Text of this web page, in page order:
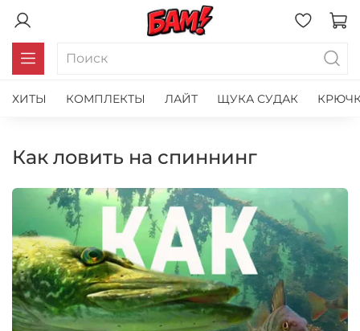
ХИТЫ КОМПЛЕКТЫ ЛАЙТ ЩУКА СУДАК
как ловить на спиннинг